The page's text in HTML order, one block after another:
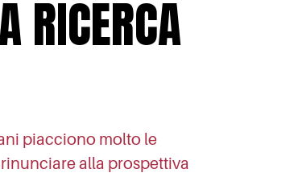
RICERCA
piacciono molto le
alla prospettiva